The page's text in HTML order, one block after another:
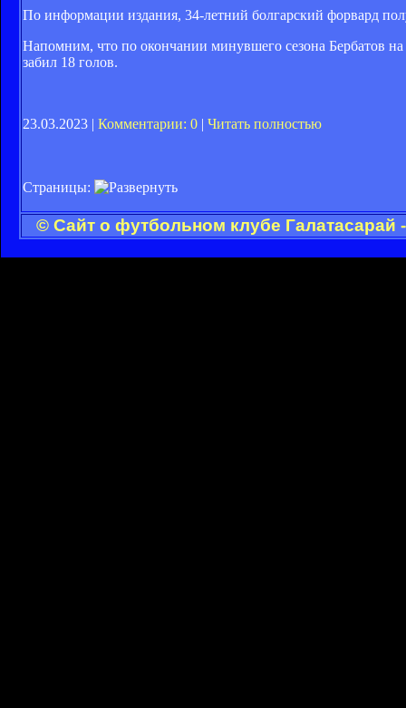
По информации издания, 34-летний болгарский форвард
Напомним, что по окончании минувшего сезона Бербатов
забил 18 голов.
23.03.2023 | Комментарии: 0 | Читать полностью
Страницы:
© Сайт о футбольном клубе